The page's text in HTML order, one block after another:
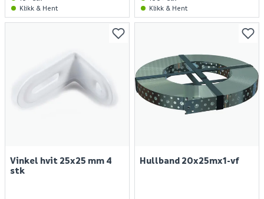
Klikk & Hent
Klikk & Hent
Vinkel hvit 25x25 mm 4
stk
Hullband 20x25mx1-vf